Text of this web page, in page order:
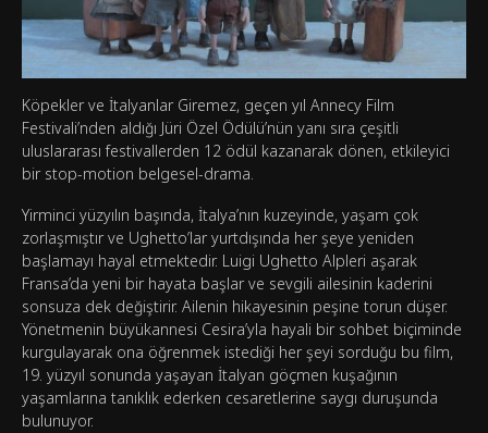
Köpekler ve İtalyanlar Giremez, geçen yıl Annecy Film
Festivali’nden aldığı Jüri Özel Ödülü’nün yanı sıra çeşitli
uluslararası festivallerden 12 ödül kazanarak dönen, etkileyici
bir stop-motion belgesel-drama.
Yirminci yüzyılın başında, İtalya’nın kuzeyinde, yaşam çok
zorlaşmıştır ve Ughetto’lar yurtdışında her şeye yeniden
başlamayı hayal etmektedir. Luigi Ughetto Alpleri aşarak
Fransa’da yeni bir hayata başlar ve sevgili ailesinin kaderini
sonsuza dek değiştirir. Ailenin hikayesinin peşine torun düşer.
Yönetmenin büyükannesi Cesira’yla hayali bir sohbet biçiminde
kurgulayarak ona öğrenmek istediği her şeyi sorduğu bu film,
19. yüzyıl sonunda yaşayan İtalyan göçmen kuşağının
yaşamlarına tanıklık ederken cesaretlerine saygı duruşunda
bulunuyor.